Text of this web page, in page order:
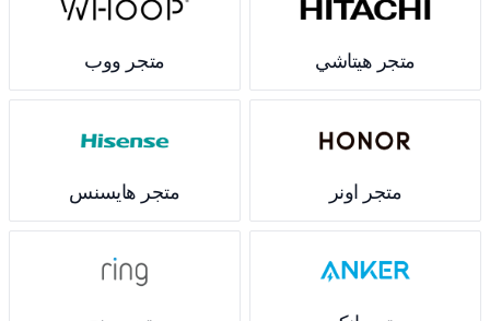
متجر هيتاشي متجر ووب
متجر اونر متجر هايسنس